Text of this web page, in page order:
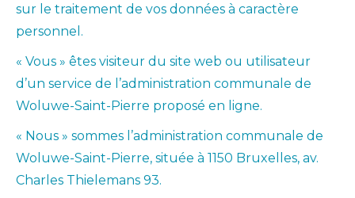
sur le traitement de vos données à caractère
personnel.
« Vous » êtes visiteur du site web ou utilisateur
d’un service de l’administration communale de
Woluwe-Saint-Pierre proposé en ligne.
« Nous » sommes l’administration communale de
Woluwe-Saint-Pierre, située à 1150 Bruxelles, av.
Charles Thielemans 93.